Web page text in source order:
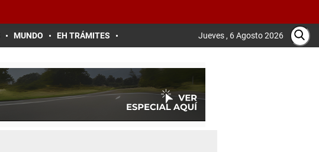
MUNDO EH TRÁMITES Jueves , 6 Agosto 2026